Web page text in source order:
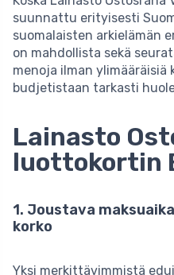
suunnattu erityisesti
suomalaisten arkielämän
on mahdollista sekä
menoja ilman ylimääräisiä
budjetistaan tarkasti
Lainasto
luottokortin
1. Joustava
korko
Yksi merkittävimmistä